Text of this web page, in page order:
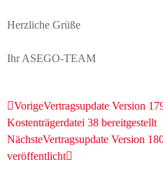
Herzliche Grüße
Ihr ASEGO-TEAM
VorigeVertragsupdate Version
Kostenträgerdatei 38 bereitgestellt
NächsteVertragsupdate Version
veröffentlicht